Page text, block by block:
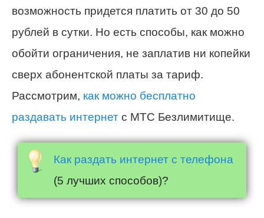
возможность придется платить от 30 до 50
рублей в сутки. Но есть способы, как можно
обойти ограничения, не заплатив ни копейки
сверх абонентской платы за тариф.
Рассмотрим, как можно бесплатно
раздавать интернет с МТС Безлимитище.
Как раздать интернет с телефона
(5 лучших способов)?